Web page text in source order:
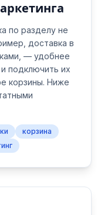
по разделу не
доставка в
— удобнее
подключить их
корзины. Ниже
корзина